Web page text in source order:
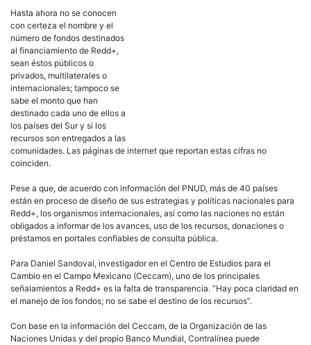
Pese a que, de acuerdo con información del PNUD, más de 40 países
están en proceso de diseño de sus estrategias y políticas nacionales para
Redd+, los organismos internacionales, así como las naciones no están
obligados a informar de los avances, uso de los recursos, donaciones o
préstamos en portales confiables de consulta pública.
Para Daniel Sandoval, investigador en el Centro de Estudios para el
Cambio en el Campo Mexicano (Ceccam), uno de los principales
señalamientos a Redd+ es la falta de transparencia. “Hay poca claridad en
el manejo de los fondos; no se sabe el destino de los recursos”.
Con base en la información del Ceccam, de la Organización de las
Naciones Unidas y del propio Banco Mundial, Contralínea puede
esta temática.
Se trata de la Iniciativa Internacional para el Clima y los Bosques de
Noruega; el Programa de Inversión Forestal; el Fondo Cooperativo para el
Carbono de los Bosques; el Programa ONU-Redd; el Fondo para la
Carbono mediante la Protección de los Bosques (IFCI) de Australia; el
Fondo Forestal para la Cuenca del Congo (CBFF); la Agencia Española de
Cooperación Internacional; el Fondo para el Medio Ambiente Mundial, y
Redd+ Partnership. Este último reporta la entrega de cifras millonarias a
Los 1 mil 500 MDD del Redd+ Partnership para México